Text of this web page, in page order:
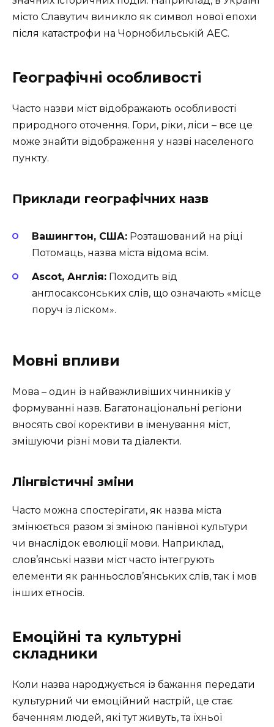
місто Славутич виникло як символ нової епохи
після катастрофи на Чорнобильській АЕС.
Географічні особливості
Часто назви міст відображають особливості
природного оточення. Гори, ріки, ліси – все це
може знайти відображення у назві населеного
пункту.
Приклади географічних назв
Вашингтон, США: Розташований на ріці
Потомаць, назва міста відома всім.
Ascot, Англія: Походить від
англосаксонських слів, що означають «місце
поруч із ліском».
Мовні впливи
Мова – один із найважливіших чинників у
формуванні назв. Багатонаціональні регіони
вносять свої корективи в іменування міст,
змішуючи різні мови та діалекти.
Лінгвістичні зміни
Часто можна спостерігати, як назва міста
змінюється разом зі зміною панівної культури
чи внаслідок еволюції мови. Наприклад,
слов’янські назви міст часто інтегрують
елементи як ранньослов’янських слів, так і мов
інших етносів.
Емоційні та культурні
складники
Коли назва народжується із бажання передати
культурний чи емоційний настрій, це стає
баченням людей, які тут живуть, та їхньої